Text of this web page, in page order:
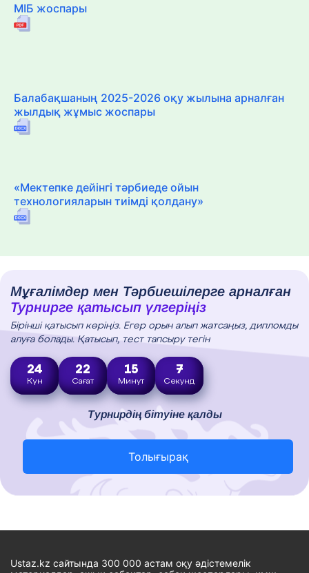
МІБ жоспары
Балабақшаның 2025-2026 оқу жылына арналған
жылдық жұмыс жоспары
«Мектепке дейінгі тәрбиеде ойын
технологияларын тиімді қолдану»
Мұғалімдер мен Тәрбиешілерге арналған
Турнирге қатысып үлгеріңіз
Бірінші қатысып көріңіз. Егер орын алып жатсаңыз, дипломды
алуға болады. Қатысып, тест тапсыру тегін
24
Күн
22
Сағат
15
Минут
6
Секунд
Турнирдің бітуіне қалды
Толығырақ
Ustaz.kz сайтында 300 000 астам оқу әдістемелік